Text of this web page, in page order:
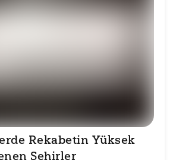
Rekabetin Yüksek
Şehirler